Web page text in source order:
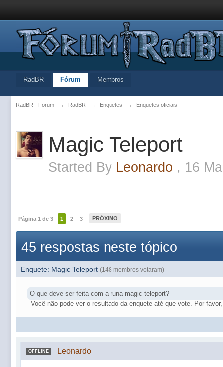
RadBR Fórum Membros
RadBR - Forum → RadBR → Enquetes → Enquetes oficiais
Magic Teleport
Started By Leonardo , 16
Página 1 de 3 1 2 3 PRÓXIMO
45 respostas neste tópico
Enquete: Magic Teleport (148 membros votaram)
O que deve ser feita com a runa magic teleport?
Você não pode ver o resultado da enquete até que vote. Por
OFFLINE Leonardo